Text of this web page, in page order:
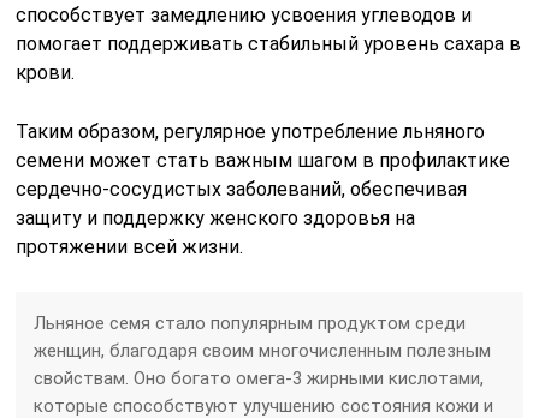
способствует замедлению усвоения углеводов и
помогает поддерживать стабильный уровень сахара в
крови.
Таким образом, регулярное употребление льняного
семени может стать важным шагом в профилактике
сердечно-сосудистых заболеваний, обеспечивая
защиту и поддержку женского здоровья на
протяжении всей жизни.
Льняное семя стало популярным продуктом среди
женщин, благодаря своим многочисленным полезным
свойствам. Оно богато омега-3 жирными кислотами,
которые способствуют улучшению состояния кожи и